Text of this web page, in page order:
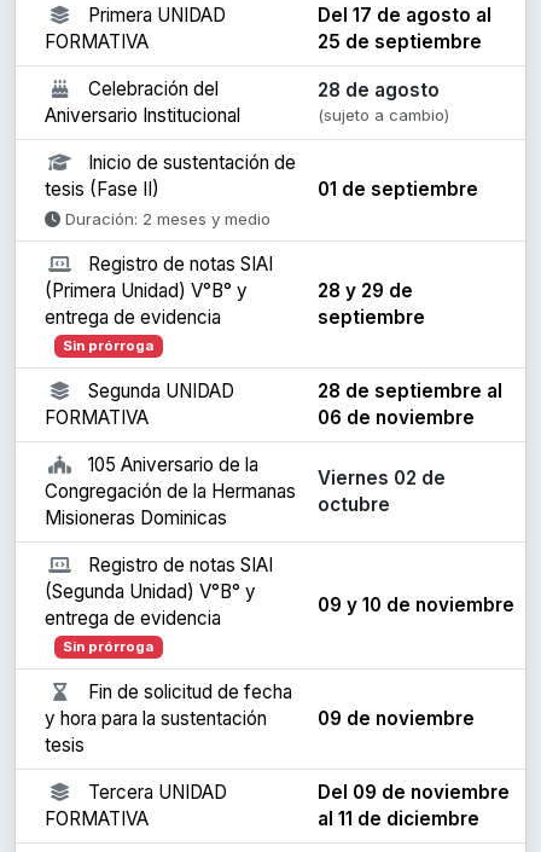
Primera UNIDAD
FORMATIVA
Del 17 de agosto al
25 de septiembre
Celebración del
Aniversario Institucional
28 de agosto
(sujeto a cambio)
Inicio de sustentación de
tesis (Fase II)
Duración: 2 meses y medio
01 de septiembre
Registro de notas SIAI
(Primera Unidad) V°B° y
entrega de evidencia
Sin prórroga
28 y 29 de
septiembre
Segunda UNIDAD
FORMATIVA
28 de septiembre al
06 de noviembre
105 Aniversario de la
Congregación de la Hermanas
Misioneras Dominicas
Viernes 02 de
octubre
Registro de notas SIAI
(Segunda Unidad) V°B° y
entrega de evidencia
Sin prórroga
09 y 10 de noviembre
Fin de solicitud de fecha
y hora para la sustentación
tesis
09 de noviembre
Tercera UNIDAD
FORMATIVA
Del 09 de noviembre
al 11 de diciembre